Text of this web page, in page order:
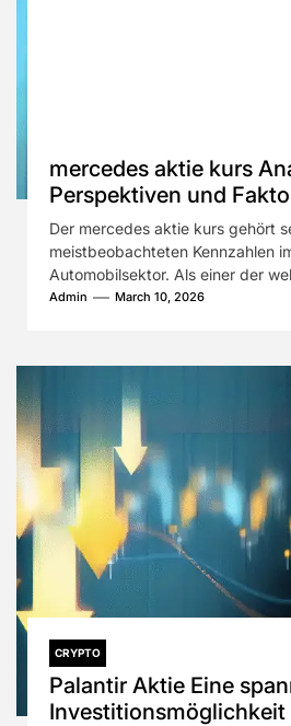
mercedes aktie kurs
Perspektiven und
langfristige Investoren
Der mercedes aktie kurs gehört
meistbeobachteten Kennzahlen
Automobilsektor. Als einer der
renommiertesten Premium-
Admin March 10, 2026
CRYPTO
Palantir Aktie Eine
Investitionsmöglichkeit